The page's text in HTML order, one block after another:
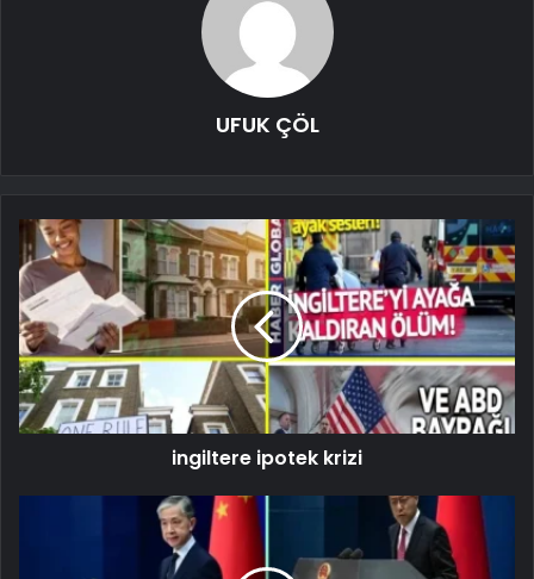
UFUK ÇÖL
ingiltere ipotek krizi